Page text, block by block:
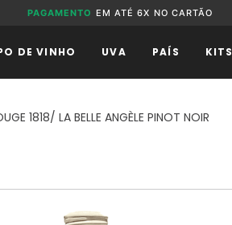
PAGAMENTO EM ATÉ 6X NO CARTÃO
DE VINHO UVA PAÍS KITS
1818/ LA BELLE ANGÈLE PINOT NOIR